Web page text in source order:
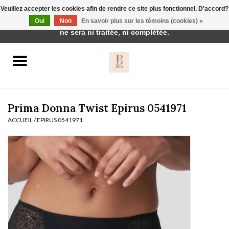
vêtements de nuit
Réduction
Homewear
Badmode
Prima Donna Twist Epirus 0541971
ACCUEIL /EPIRUS 0541971
Veuillez accepter les cookies afin de rendre ce site plus fonctionnel. D'accord?
Oui
Non En savoir plus sur les témoins (cookies) »
Cette boutique est en construction. Toute commande passée
ne sera ni traitée, ni complétée.